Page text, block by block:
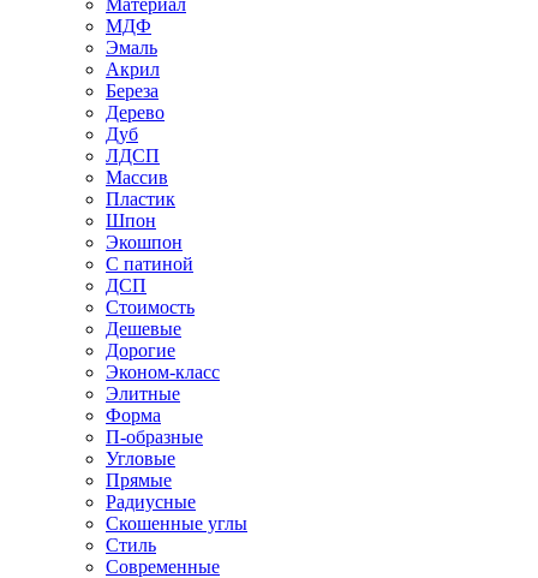
Материал
МДФ
Эмаль
Акрил
Береза
Дерево
Дуб
ЛДСП
Массив
Пластик
Шпон
Экошпон
С патиной
ДСП
Стоимость
Дешевые
Дорогие
Эконом-класс
Элитные
Форма
П-образные
Угловые
Прямые
Радиусные
Скошенные углы
Стиль
Современные